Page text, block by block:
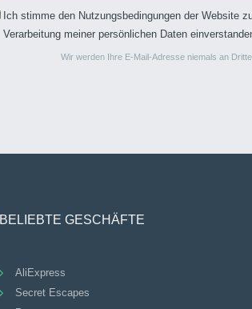
Ich stimme den Nutzungsbedingungen der Website
Verarbeitung meiner persönlichen Daten
Wir werden Ihre E-Mail-Adresse niemals an
BELIEBTE GESCHÄFTE
AliExpress
Secret Escapes